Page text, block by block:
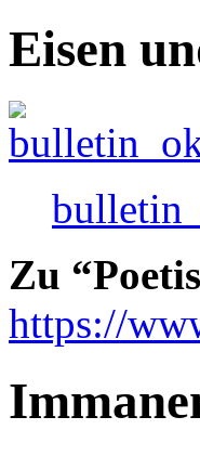
Eisen
Zu
https://